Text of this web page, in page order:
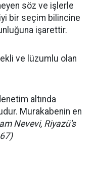
söz ve işlerle
bir seçim bilincine
işarettir.
ve lüzumlu olan
altında
Murakabenin en
Nevevi, Riyazü's